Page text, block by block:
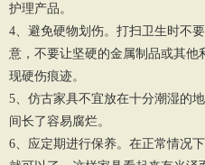
护理产品。
4、避免硬物划伤。打扫卫生时不
意，不要让坚硬的金属制品或其他
现硬伤痕迹。
5、仿古家具不宜放在十分潮湿的
间长了容易腐烂。
6、应定期进行保养。在正常情况